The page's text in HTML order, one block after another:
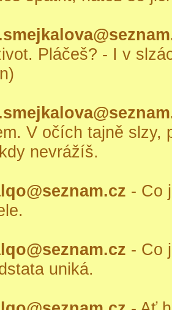
Pláčeš? - I v
V očích tajně slzy,
nevrážíš.
- Co
- Co
uniká.